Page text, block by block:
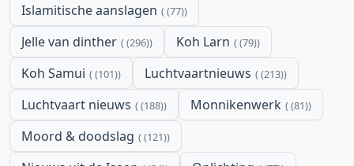
Islamitische aanslagen (77)
Jelle van dinther (296) Koh Larn (79)
Koh Samui (101) Luchtvaartnieuws (213)
Luchtvaart nieuws (188) Monnikenwerk (81)
Moord & doodslag (121)